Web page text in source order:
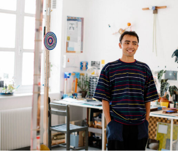
MAGAZINE
ESPACES DE PRATIQUE
Recherche
Connexion